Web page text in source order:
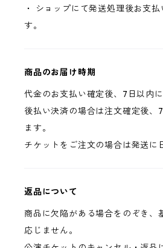
・ ショップにて発送処理後お支
す。
商品のお届け時期
代金のお支払い確定後、7日以内
後払い決済の場合は注文確定後、
ます。
チケットをご注文の場合は発送に
返品について
商品に欠陥がある場合をのぞき、
応じません。